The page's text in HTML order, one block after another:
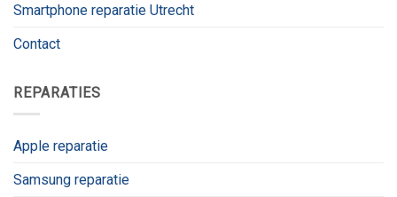
Smartphone reparatie Utrecht
Contact
REPARATIES
Apple reparatie
Samsung reparatie